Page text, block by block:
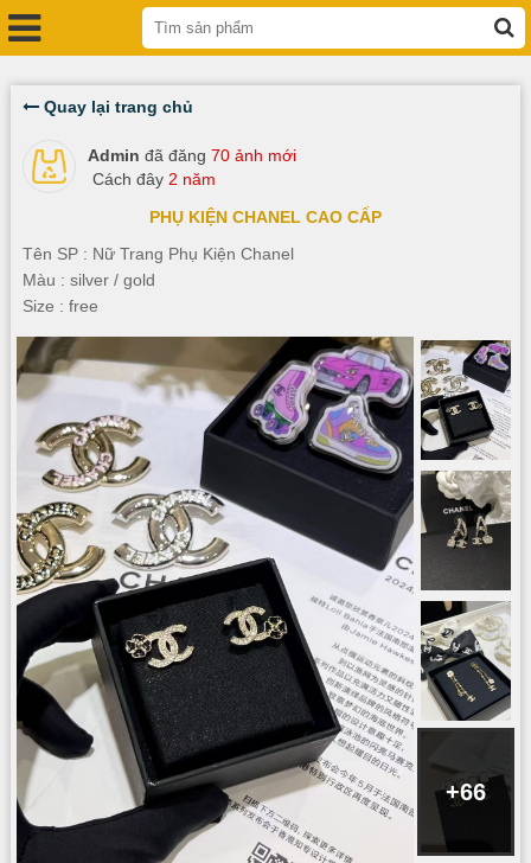
Quay lại trang chủ
Admin đã đăng 70 ảnh mới
Cách đây 2 năm
PHỤ KIỆN CHANEL CAO CẤP
Tên SP : Nữ Trang Phụ Kiện Chanel
Màu : silver / gold
Size : free
+66